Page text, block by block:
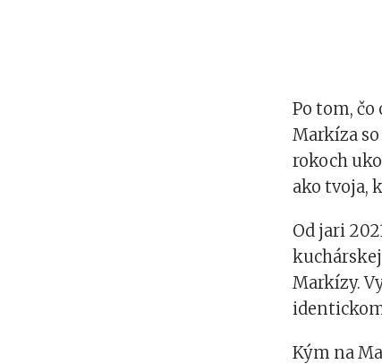
Po tom,
Markíza
rokoch
ako tvoja,
Od jari
Markízy.
identickom
Kým na